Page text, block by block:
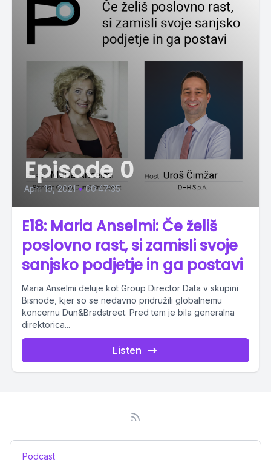
Episode 0
April 19, 2021 • 00:47:35
E18: Maria Anselmi: Če želiš
poslovno rast, si zamisli svoje
sanjsko podjetje in ga postavi
Maria Anselmi deluje kot Group Director Data v skupini
Bisnode, kjer so se nedavno pridružili globalnemu
koncernu Dun&Bradstreet. Pred tem je bila generalna
direktorica...
Listen
Podcast